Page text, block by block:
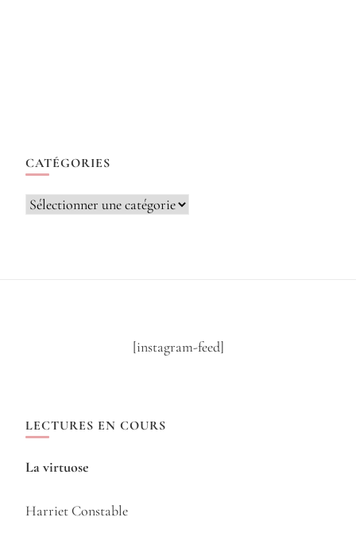
CATÉGORIES
Catégories
[instagram-feed]
LECTURES EN COURS
La virtuose
Harriet Constable